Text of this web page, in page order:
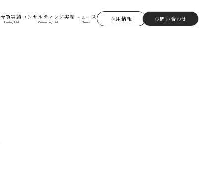
売買実績
Housing List
コンサルティング実績
Consulting List
ニュース
News 採用情報 お問い合わせ